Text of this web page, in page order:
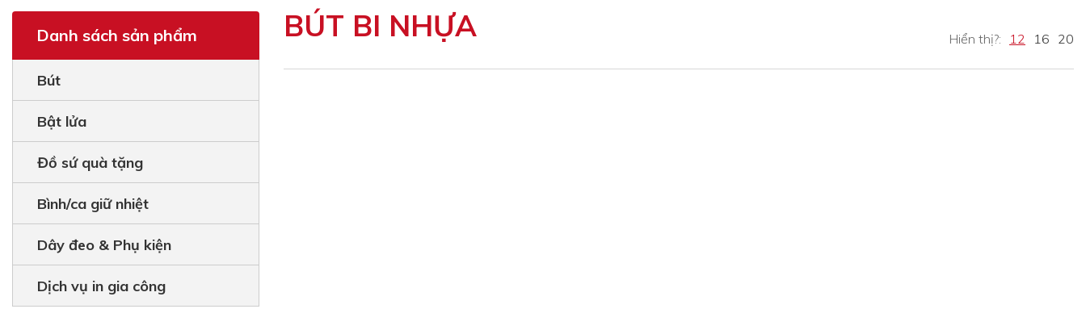
Danh sách sản phẩm
Bút
Bật lửa
Đồ sứ quà tặng
Bình/ca giữ nhiệt
Dây đeo & Phụ kiện
Dịch vụ in gia công
BÚT BI NHỰA Hiển thị?: 12 16 20